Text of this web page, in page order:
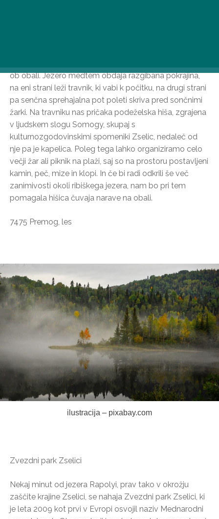
ob obali. Jezero medtem obdaja razgibana pokrajina,
na eni strani leži travnik, ki vabi k počitku, na drugi strani
pa senčna sprehajalna pot poleti skriva pred sončnimi
žarki. Na travniku nas pričaka podeželska hiša, zgrajena
v ljudskem slogu Somogy, skupaj s
kulturnozgodovinskimi spomeniki Zselic, nedaleč od
nje pa je kapelica. Poleg tega lahko organiziramo celo
večji žar ali piknik na plaži, saj so na prostoru postavljeni
kamin, peč, mize in klopi. In če bi radi odkrili še več
zanimivosti okoli ribiškega jezera, nam bo pri tem
pomagala hišica čuvaja narave na obali.
7475 Premog, les
ilustracija – pixabay.com
Zvezdni park Zselici
Nekaj minut od jezera Rapolyi, prav tako v okrožju
zaščite krajine Zselici, se nahaja Zvezdni park Zselici, ki
je leta 2009 kot prvi v Evropi osvojil naziv Mednarodni